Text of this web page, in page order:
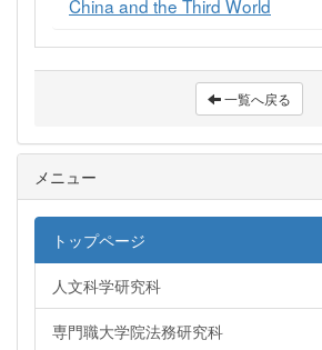
China and the Third World
一覧へ戻る
メニュー
トップページ
人文科学研究科
専門職大学院法務研究科